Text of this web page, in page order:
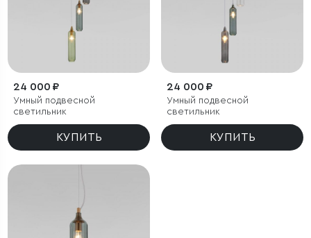
24 000 ₽
Умный подвесной
светильник
КУПИТЬ
24 000 ₽
Умный подвесной
светильник
КУПИТЬ